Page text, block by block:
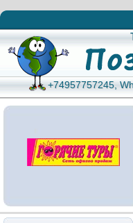
+74957757245,
+74957757245,